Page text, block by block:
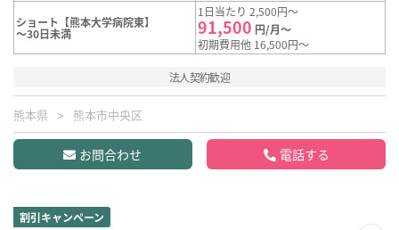
ショート【熊本大学病院東】
～30日未満
1日当たり 2,500円～
91,500 円/月～
初期費用他 16,500円～
法人契約歓迎
熊本県 熊本市中央区
お問合わせ 電話する
割引キャンペーン